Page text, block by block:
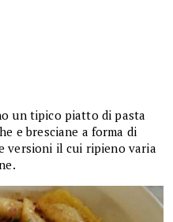
un tipico piatto di pasta
e bresciane a forma di
versioni il cui ripieno varia